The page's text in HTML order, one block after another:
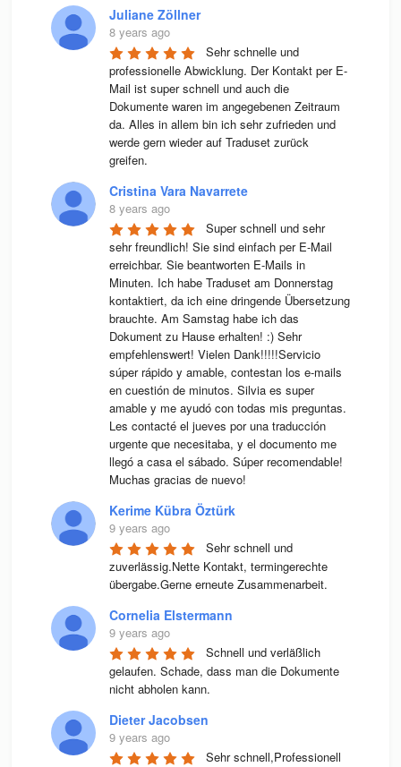
Juliane Zöllner
8 years ago
Sehr schnelle und
professionelle Abwicklung. Der Kontakt per E-
Mail ist super schnell und auch die
Dokumente waren im angegebenen Zeitraum
da. Alles in allem bin ich sehr zufrieden und
werde gern wieder auf Traduset zurück
greifen.
Cristina Vara Navarrete
8 years ago
Super schnell und sehr
sehr freundlich! Sie sind einfach per E-Mail
erreichbar. Sie beantworten E-Mails in
Minuten. Ich habe Traduset am Donnerstag
kontaktiert, da ich eine dringende Übersetzung
brauchte. Am Samstag habe ich das
Dokument zu Hause erhalten! :) Sehr
empfehlenswert! Vielen Dank!!!!!Servicio
súper rápido y amable, contestan los e-mails
en cuestión de minutos. Silvia es super
amable y me ayudó con todas mis preguntas.
Les contacté el jueves por una traducción
urgente que necesitaba, y el documento me
llegó a casa el sábado. Súper recomendable!
Muchas gracias de nuevo!
Kerime Kübra Öztürk
9 years ago
Sehr schnell und
zuverlässig.Nette Kontakt, termingerechte
übergabe.Gerne erneute Zusammenarbeit.
Cornelia Elstermann
9 years ago
Schnell und verläßlich
gelaufen. Schade, dass man die Dokumente
nicht abholen kann.
Dieter Jacobsen
9 years ago
Sehr schnell,Professionell